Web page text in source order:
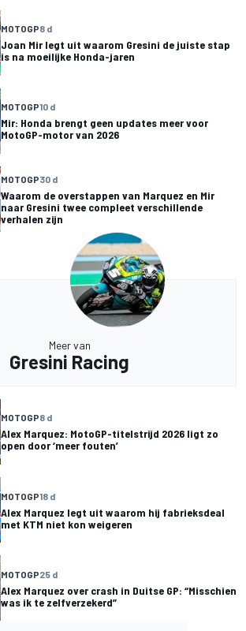
MOTOGP8 d
Joan Mir legt uit waarom Gresini de juiste stap
is na moeilijke Honda-jaren
MOTOGP10 d
Mir: Honda brengt geen updates meer voor
MotoGP-motor van 2026
MOTOGP30 d
Waarom de overstappen van Marquez en Mir
naar Gresini twee compleet verschillende
verhalen zijn
Meer van
Gresini Racing
MOTOGP8 d
Alex Marquez: MotoGP-titelstrijd 2026 ligt zo
open door ‘meer fouten’
MOTOGP18 d
Alex Marquez legt uit waarom hij fabrieksdeal
met KTM niet kon weigeren
MOTOGP25 d
Alex Marquez over crash in Duitse GP: “Misschien
was ik te zelfverzekerd”